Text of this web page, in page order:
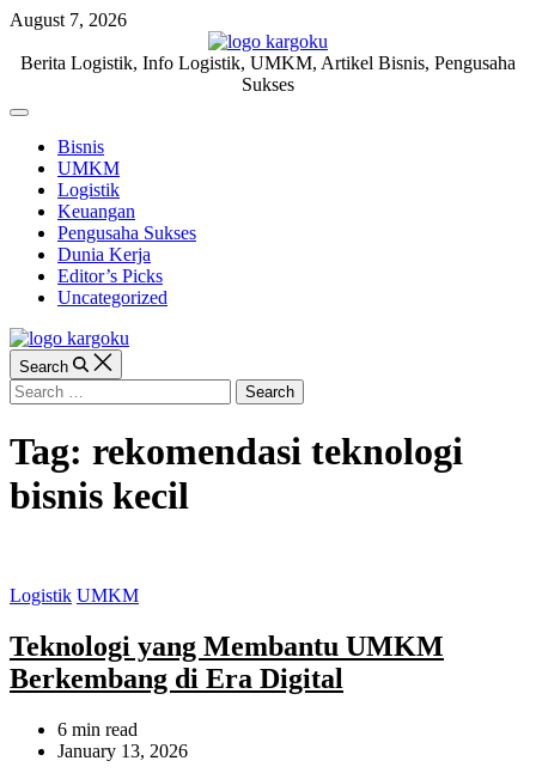
Skip
content
August 7, 2026
KARGOKU.ID
Berita Logistik, Info Logistik, UMKM, Artikel Bisnis, Pengusaha
Sukses
Off
CanvasBisnis
UMKM
Logistik
Keuangan
Pengusaha Sukses
Dunia Kerja
Editor’s Picks
Uncategorized
Search
Search
for:
Tag: rekomendasi teknologi
bisnis kecil
Categories
Logistik UMKM
Teknologi yang Membantu UMKM
Berkembang di Era Digital
Estimated
read
6 min read
January 13, 2026